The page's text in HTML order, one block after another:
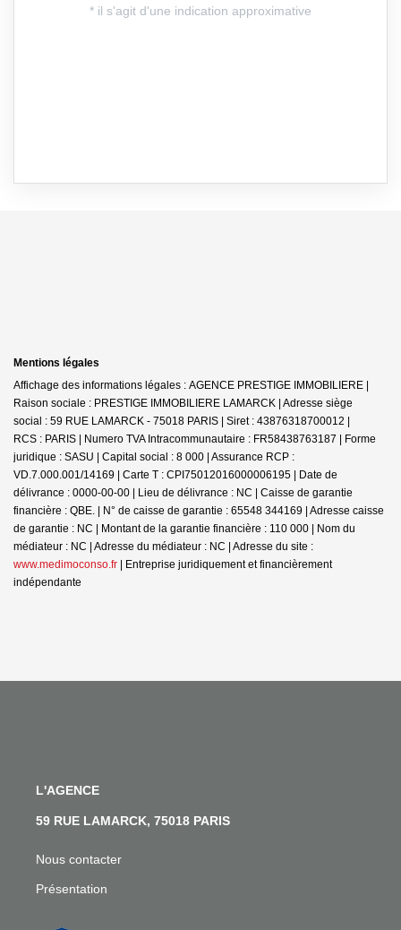
Mentions légales
Affichage des informations légales : AGENCE PRESTIGE IMMOBILIERE |
Raison sociale : PRESTIGE IMMOBILIERE LAMARCK | Adresse siège
social : 59 RUE LAMARCK - 75018 PARIS | Siret : 43876318700012 |
RCS : PARIS | Numero TVA Intracommunautaire : FR58438763187 | Forme
juridique : SASU | Capital social : 8 000 | Assurance RCP :
VD.7.000.001/14169 | Carte T : CPI75012016000006195 | Date de
délivrance : 0000-00-00 | Lieu de délivrance : NC | Caisse de garantie
financière : QBE. | N° de caisse de garantie : 65548 344169 | Adresse caisse
de garantie : NC | Montant de la garantie financière : 110 000 | Nom du
médiateur : NC | Adresse du médiateur : NC | Adresse du site :
www.medimoconso.fr | Entreprise juridiquement et financièrement
indépendante
L'AGENCE
59 RUE LAMARCK, 75018 PARIS
Nous contacter
Présentation